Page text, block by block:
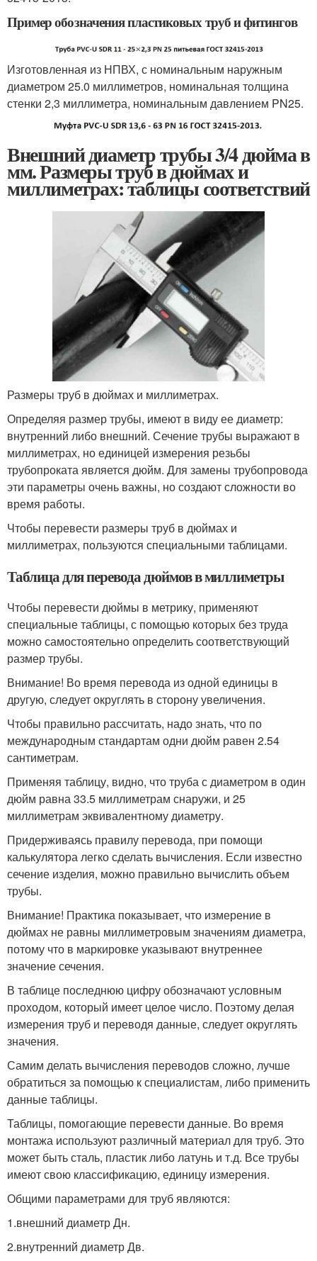
Пример обозначения пластиковых труб и фитингов
Изготовленная из НПВХ, с номинальным наружным
диаметром 25.0 миллиметров, номинальная толщина
стенки 2,3 миллиметра, номинальным давлением PN25.
Внешний диаметр трубы 3/4 дюйма в
мм. Размеры труб в дюймах и
миллиметрах: таблицы соответствий
Размеры труб в дюймах и миллиметрах.
Определяя размер трубы, имеют в виду ее диаметр:
внутренний либо внешний. Сечение трубы выражают в
миллиметрах, но единицей измерения резьбы
трубопроката является дюйм. Для замены трубопровода
эти параметры очень важны, но создают сложности во
время работы.
Чтобы перевести размеры труб в дюймах и
миллиметрах, пользуются специальными таблицами.
Таблица для перевода дюймов в миллиметры
Чтобы перевести дюймы в метрику, применяют
специальные таблицы, с помощью которых без труда
можно самостоятельно определить соответствующий
размер трубы.
Внимание! Во время перевода из одной единицы в
другую, следует округлять в сторону увеличения.
Чтобы правильно рассчитать, надо знать, что по
международным стандартам одни дюйм равен 2.54
сантиметрам.
Применяя таблицу, видно, что труба с диаметром в один
дюйм равна 33.5 миллиметрам снаружи, и 25
миллиметрам эквивалентному диаметру.
Придерживаясь правилу перевода, при помощи
калькулятора легко сделать вычисления. Если известно
сечение изделия, можно правильно вычислить объем
трубы.
Внимание! Практика показывает, что измерение в
дюймах не равны миллиметровым значениям диаметра,
потому что в маркировке указывают внутреннее
значение сечения.
В таблице последнюю цифру обозначают условным
проходом, который имеет целое число. Поэтому делая
измерения труб и переводя данные, следует округлять
значения.
Самим делать вычисления переводов сложно, лучше
обратиться за помощью к специалистам, либо применить
данные таблицы.
Таблицы, помогающие перевести данные. Во время
монтажа используют различный материал для труб. Это
может быть сталь, пластик либо латунь и т.д. Все трубы
имеют свою классификацию, единицу измерения.
Общими параметрами для труб являются:
1.внешний диаметр Дн.
2.внутренний диаметр Дв.